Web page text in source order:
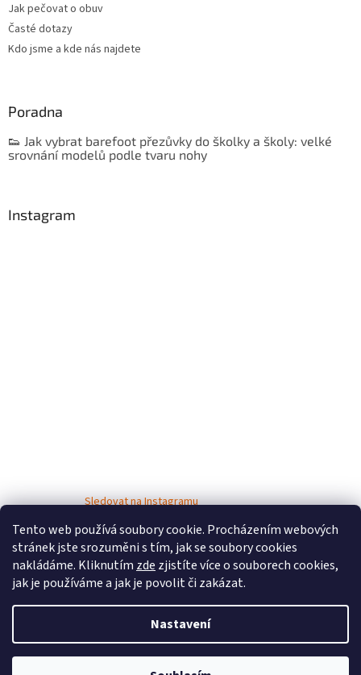
Tento web používá soubory cookie. Procházením webových
stránek jste srozuměni s tím, jak se soubory cookies
nakládáme. Kliknutím zde zjistíte více o souborech cookies,
jak je používáme a jak je povolit či zakázat.
Nastavení
Jak pečovat o obuv
Časté dotazy
Kdo jsme a kde nás najdete
Poradna
👟 Jak vybrat barefoot přezůvky do školky a školy: velké
srovnání modelů podle tvaru nohy
Instagram
Sledovat na Instagramu
Vytvořil Shoptet